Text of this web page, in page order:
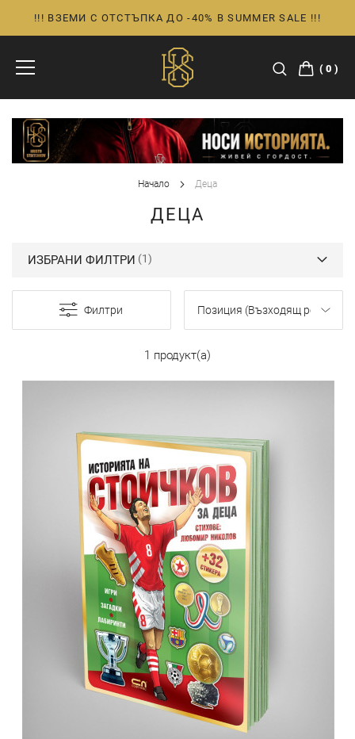
Прескачане
към
съдържанието
!!! ВЗЕМИ С ОТСТЪПКА ДО -40% В SUMMER SALE !!!
0
Начало Деца
ДЕЦА
Филтри
ИЗБРАНИ ФИЛТРИ
1 продукт(а)